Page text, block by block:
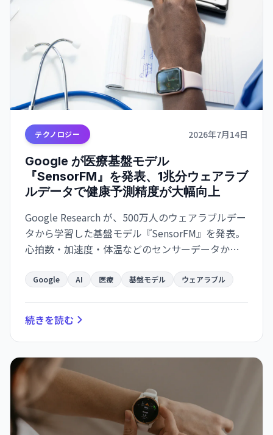
テクノロジー 2026年7月14日
Google が医療基盤モデル
『SensorFM』を発表、1兆分ウェアラブ
ルデータで健康予測精度が大幅向上
Google Research が、500万人のウェアラブルデー
タから学習した基盤モデル『SensorFM』を発表。
心拍数・加速度・体温などのセンサーデータから
クのうち34個で最高性能を記録。
Google AI 医療 基盤モデル ウェアラブル
続きを読む